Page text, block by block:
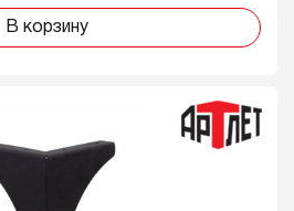
В корзину